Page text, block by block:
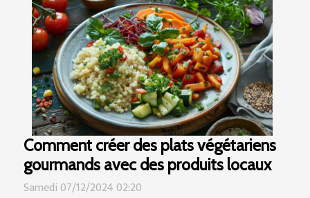
Comment créer des plats végétariens
gourmands avec des produits locaux
Samedi 07/12/2024 02:20